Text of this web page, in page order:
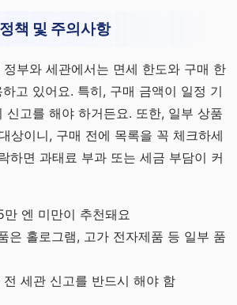
책 및 주의사항
부와 세관에서는 면세 한도와 구매 한
고 있어요. 특히, 구매 금액이 일정 기
신고를 해야 하거든요. 또한, 일부 상품
상이니, 구매 전에 목록을 꼭 체크하세
하면 과태료 부과 또는 세금 부담이 커
만 엔 미만이 추천돼요
은 홀로그램, 고가 전자제품 등 일부 품
전 세관 신고를 반드시 해야 함